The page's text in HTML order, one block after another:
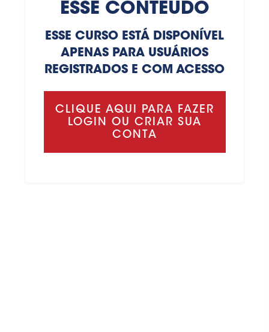
ESSE CONTEÚDO
ESSE CURSO ESTÁ DISPONÍVEL
APENAS PARA USUÁRIOS
REGISTRADOS E COM ACESSO
CLIQUE AQUI PARA FAZER
LOGIN OU CRIAR SUA
CONTA